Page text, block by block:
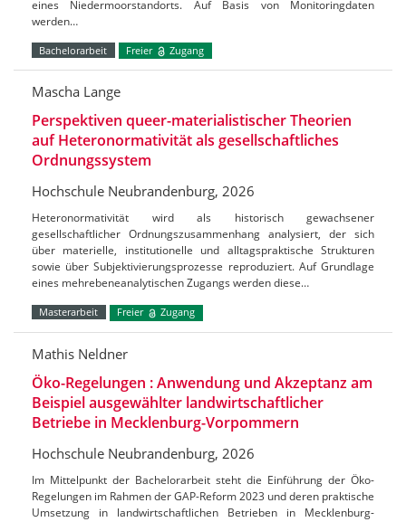
eines Niedermoorstandorts. Auf Basis von Monitoringdaten
werden…
Bachelorarbeit Freier Zugang
Mascha Lange
Perspektiven queer-materialistischer Theorien
auf Heteronormativität als gesellschaftliches
Ordnungssystem
Hochschule Neubrandenburg, 2026
Heteronormativität wird als historisch gewachsener
gesellschaftlicher Ordnungszusammenhang analysiert, der sich
über materielle, institutionelle und alltagspraktische Strukturen
sowie über Subjektivierungsprozesse reproduziert. Auf Grundlage
eines mehrebeneanalytischen Zugangs werden diese…
Masterarbeit Freier Zugang
Mathis Neldner
Öko-Regelungen : Anwendung und Akzeptanz am
Beispiel ausgewählter landwirtschaftlicher
Betriebe in Mecklenburg-Vorpommern
Hochschule Neubrandenburg, 2026
Im Mittelpunkt der Bachelorarbeit steht die Einführung der Öko-
Regelungen im Rahmen der GAP-Reform 2023 und deren praktische
Umsetzung in landwirtschaftlichen Betrieben in Mecklenburg-